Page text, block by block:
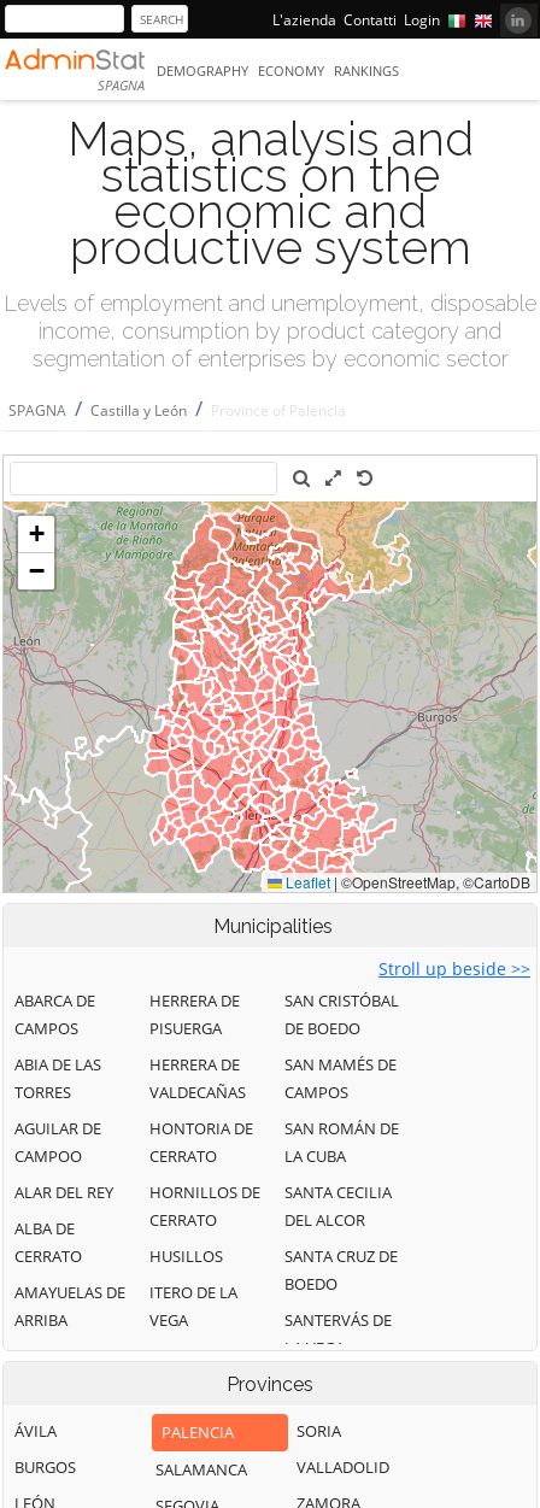
L'azienda Contatti Login
SPAGNA
DEMOGRAPHY ECONOMY RANKINGS
Maps, analysis and
statistics on the
economic and
productive system
Levels of employment and unemployment, disposable
income, consumption by product category and
segmentation of enterprises by economic sector
SPAGNA / Castilla y León / Province of Palencia
Municipalities
Stroll up beside >>
ABARCA DE
CAMPOS
ABIA DE LAS
TORRES
AGUILAR DE
CAMPOO
ALAR DEL REY
ALBA DE
CERRATO
AMAYUELAS DE
ARRIBA
AMPUDIA
ANTIGÜEDAD
ARCONADA
ASTUDILLO
HERRERA DE
PISUERGA
HERRERA DE
VALDECAÑAS
HONTORIA DE
CERRATO
HORNILLOS DE
CERRATO
HUSILLOS
ITERO DE LA
VEGA
LA PERNÍA
LA PUEBLA DE
VALDAVIA
LA SERNA
SAN CRISTÓBAL
DE BOEDO
SAN MAMÉS DE
CAMPOS
SAN ROMÁN DE
LA CUBA
SANTA CECILIA
DEL ALCOR
SANTA CRUZ DE
BOEDO
SANTERVÁS DE
LA VEGA
SANTIBÁÑEZ DE
ECLA
SANTIBÁÑEZ DE
LA PEÑA
Provinces
ÁVILA
BURGOS
LEÓN
PALENCIA
SALAMANCA
SORIA
VALLADOLID
ZAMORA